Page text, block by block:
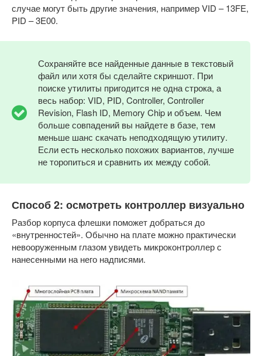
случае могут быть другие значения, например VID – 13FE,
PID – 3E00.
Сохраняйте все найденные данные в текстовый
файл или хотя бы сделайте скриншот. При
поиске утилиты пригодится не одна строка, а
весь набор: VID, PID, Controller, Controller
Revision, Flash ID, Memory Chip и объем. Чем
больше совпадений вы найдете в базе, тем
меньше шанс скачать неподходящую утилиту.
Если есть несколько похожих вариантов, лучше
не торопиться и сравнить их между собой.
Способ 2: осмотреть контроллер визуально
Разбор корпуса флешки поможет добраться до
«внутренностей». Обычно на плате можно практически
невооруженным глазом увидеть микроконтроллер с
нанесенными на него надписями.